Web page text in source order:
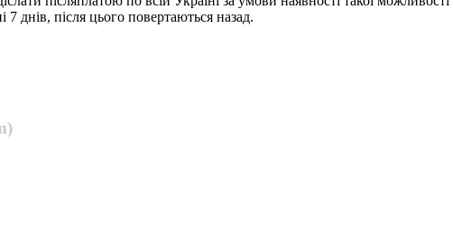
7 днів, після цього повертаються назад.